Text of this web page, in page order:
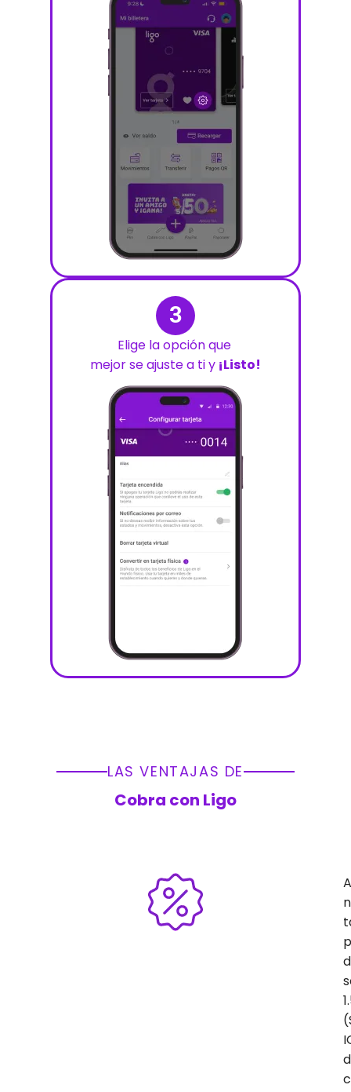
3
Elige la opción que
mejor se ajuste a ti y ¡Listo!
LAS VENTAJAS DE
Cobra con Ligo